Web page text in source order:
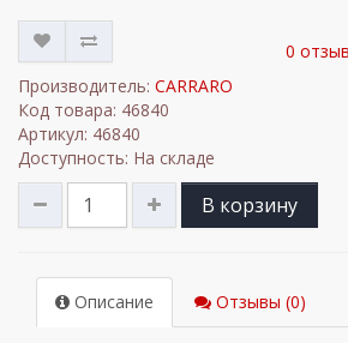
0
Производитель: CARRARO
Код товара: 46840
Артикул: 46840
Доступность: На складе
В корзину
Описание Отзывы (0)